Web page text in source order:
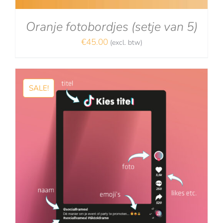
Oranje fotobordjes (setje van 5)
€45.00 (excl. btw)
SALE!